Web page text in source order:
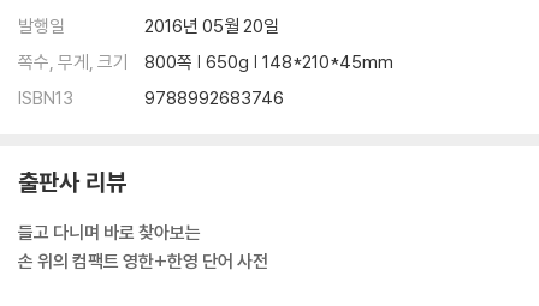
ㄱ
ㄴ
ㄷ
ㄹ
ㅅ
ㅈ
ㅊ
발행일
2016년 05월 20일
쪽수, 무게, 크기
800쪽 | 650g | 148*210*45mm
ISBN13
9788992683746
출판사 리뷰
들고 다니며 바로 찾아보는
손 위의 컴팩트 영한+한영 단어 사전